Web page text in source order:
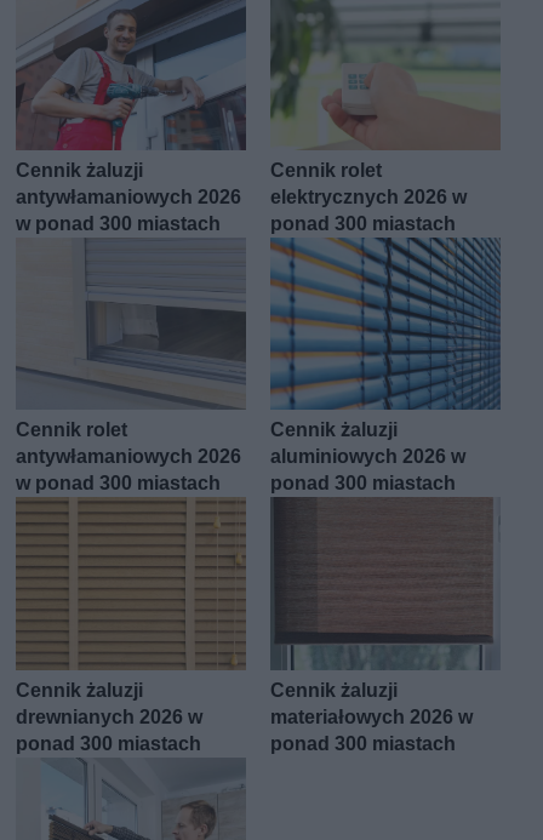
Cennik żaluzji
antywłamaniowych 2026
w ponad 300 miastach
Cennik rolet
elektrycznych 2026 w
ponad 300 miastach
Cennik rolet
antywłamaniowych 2026
w ponad 300 miastach
Cennik żaluzji
aluminiowych 2026 w
ponad 300 miastach
Cennik żaluzji
drewnianych 2026 w
ponad 300 miastach
Cennik żaluzji
materiałowych 2026 w
ponad 300 miastach